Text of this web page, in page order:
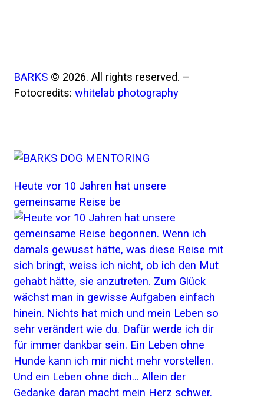
BARKS © 2026. All rights reserved. –
Fotocredits: whitelab photography
Heute vor 10 Jahren hat unsere
gemeinsame Reise be